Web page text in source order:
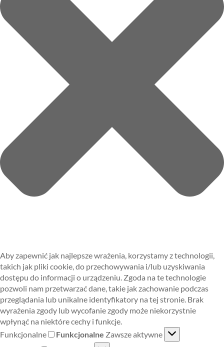
Aby zapewnić jak najlepsze wrażenia, korzystamy z technologii,
takich jak pliki cookie, do przechowywania i/lub uzyskiwania
dostępu do informacji o urządzeniu. Zgoda na te technologie
pozwoli nam przetwarzać dane, takie jak zachowanie podczas
przeglądania lub unikalne identyfikatory na tej stronie. Brak
wyrażenia zgody lub wycofanie zgody może niekorzystnie
wpłynąć na niektóre cechy i funkcje.
Funkcjonalne
Funkcjonalne Zawsze aktywne